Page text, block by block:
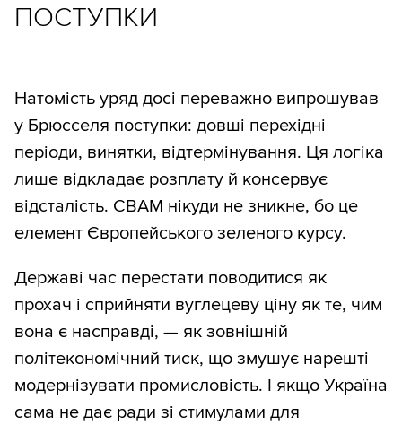
ПОСТУПКИ
Натомість уряд досі переважно випрошував
у Брюсселя поступки: довші перехідні
періоди, винятки, відтермінування. Ця логіка
лише відкладає розплату й консервує
відсталість. CBAM нікуди не зникне, бо це
елемент Європейського зеленого курсу.
Державі час перестати поводитися як
прохач і сприйняти вуглецеву ціну як те, чим
вона є насправді, — як зовнішній
політекономічний тиск, що змушує нарешті
модернізувати промисловість. І якщо Україна
сама не дає ради зі стимулами для